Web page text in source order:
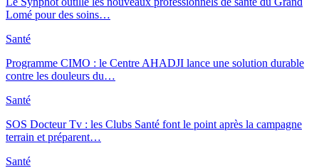
Lomé pour des soins…
Santé
Programme CIMO : le Centre AHADJI lance une solution durable
contre les douleurs du…
Santé
SOS Docteur Tv : les Clubs Santé font le point après la campagne
terrain et préparent…
Santé